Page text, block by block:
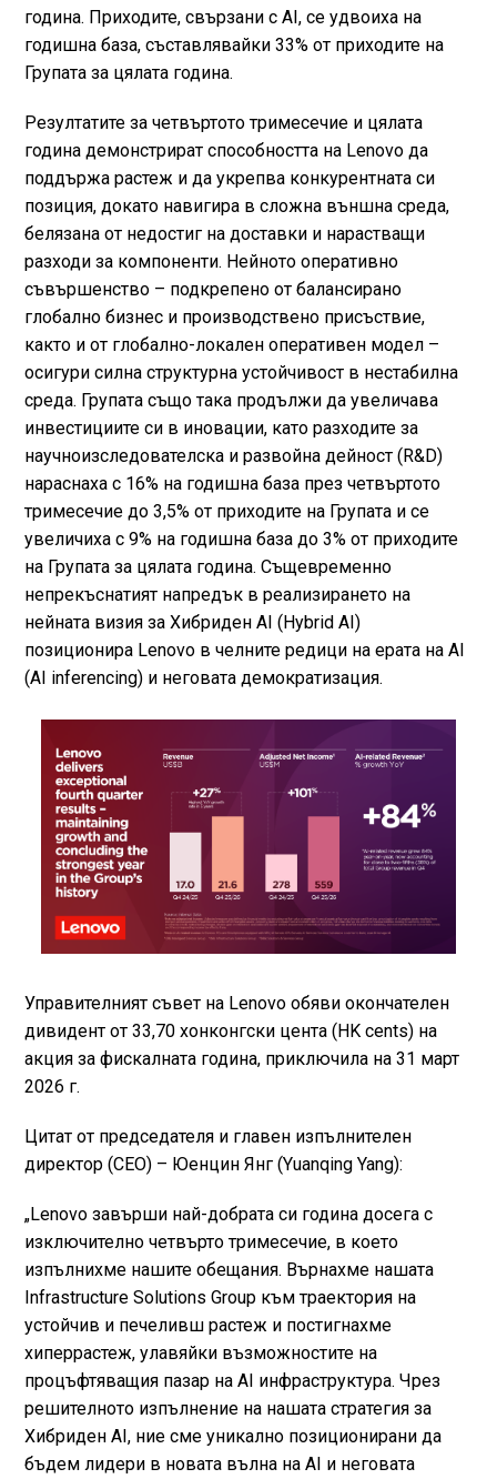
година. Приходите, свързани с AI, се удвоиха на
годишна база, съставлявайки 33% от приходите на
Групата за цялата година.
Резултатите за четвъртото тримесечие и цялата
година демонстрират способността на Lenovo да
поддържа растеж и да укрепва конкурентната си
позиция, докато навигира в сложна външна среда,
белязана от недостиг на доставки и нарастващи
разходи за компоненти. Нейното оперативно
съвършенство – подкрепено от балансирано
глобално бизнес и производствено присъствие,
както и от глобално-локален оперативен модел –
осигури силна структурна устойчивост в нестабилна
среда. Групата също така продължи да увеличава
инвестициите си в иновации, като разходите за
научноизследователска и развойна дейност (R&D)
нараснаха с 16% на годишна база през четвъртото
тримесечие до 3,5% от приходите на Групата и се
увеличиха с 9% на годишна база до 3% от приходите
на Групата за цялата година. Същевременно
непрекъснатият напредък в реализирането на
нейната визия за Хибриден AI (Hybrid AI)
позиционира Lenovo в челните редици на ерата на AI
(AI inferencing) и неговата демократизация.
Управителният съвет на Lenovo обяви окончателен
дивидент от 33,70 хонконгски цента (HK cents) на
акция за фискалната година, приключила на 31 март
2026 г.
Цитат от председателя и главен изпълнителен
директор (CEO) – Юенцин Янг (Yuanqing Yang):
„Lenovo завърши най-добрата си година досега с
изключително четвърто тримесечие, в което
изпълнихме нашите обещания. Върнахме нашата
Infrastructure Solutions Group към траектория на
устойчив и печеливш растеж и постигнахме
хиперрастеж, улавяйки възможностите на
процъфтяващия пазар на AI инфраструктура. Чрез
решителното изпълнение на нашата стратегия за
Хибриден AI, ние сме уникално позиционирани да
бъдем лидери в новата вълна на AI и неговата